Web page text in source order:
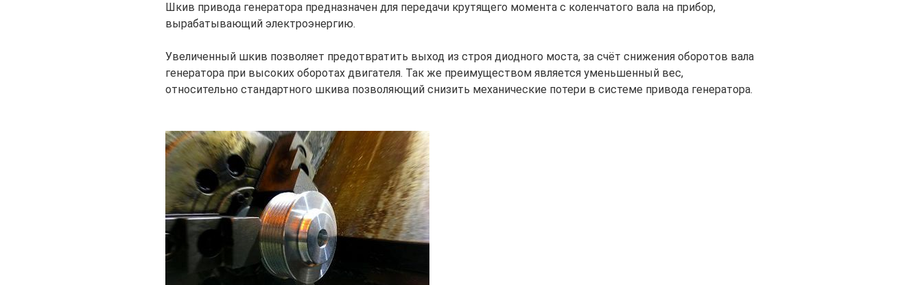
Шкив привода генератора предназначен для передачи крутящего момента с коленчатого вала на прибор,
вырабатывающий электроэнергию.
Увеличенный шкив позволяет предотвратить выход из строя диодного моста, за счёт снижения оборотов вала
генератора при высоких оборотах двигателя. Так же преимуществом является уменьшенный вес,
относительно стандартного шкива позволяющий снизить механические потери в системе привода генератора.